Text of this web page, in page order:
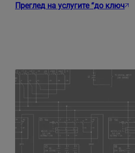
Преглед на услугите “до ключ